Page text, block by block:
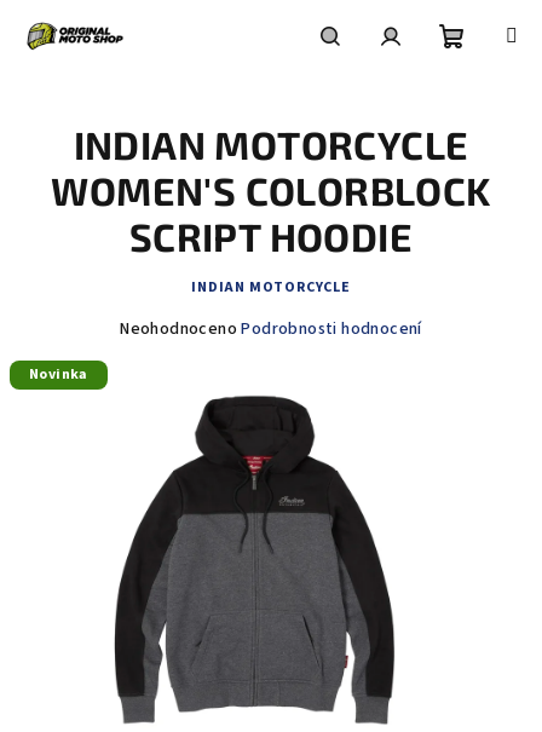
košík
INDIAN MOTORCYCLE
WOMEN'S COLORBLOCK
SCRIPT HOODIE
INDIAN MOTORCYCLE
Průměrné
hvězdiček.
Neohodnoceno Podrobnosti hodnocení
Novinka